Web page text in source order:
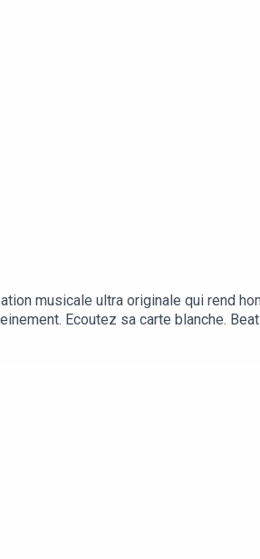
musicale ultra originale qui rend
Ecoutez sa carte blanche.